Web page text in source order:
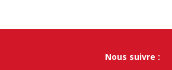
Nous suivre :